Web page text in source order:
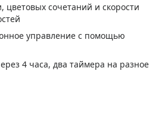
цветовых сочетаний и скорости
управление с помощью
4 часа, два таймера на разное